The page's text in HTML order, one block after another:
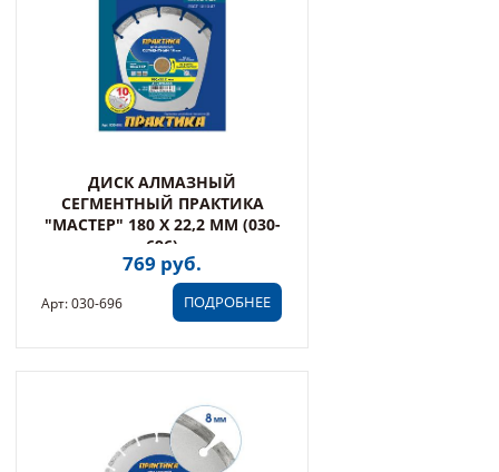
ДИСК АЛМАЗНЫЙ
СЕГМЕНТНЫЙ ПРАКТИКА
"МАСТЕР" 180 Х 22,2 ММ (030-
696)
769 руб.
ПОДРОБНЕЕ
Арт: 030-696